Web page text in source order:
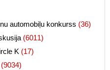
automobiļu konkurss (36)
(6011)
K (17)
(9034)